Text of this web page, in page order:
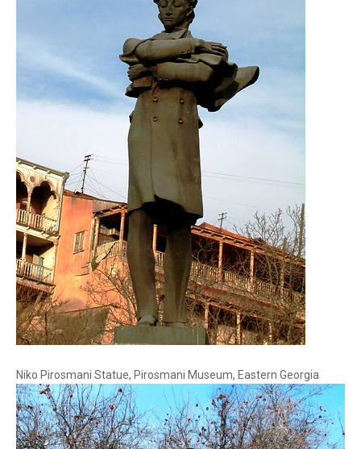
Niko Pirosmani Statue, Pirosmani Museum, Eastern Georgia